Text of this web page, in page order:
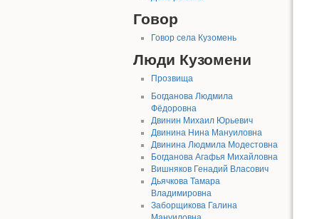
Говор
Говор села Кузомень
Люди Кузомени
Прозвища
Богданова Людмила
Фёдоровна
Двинин Михаил Юрьевич
Двинина Нина Мануиловна
Двинина Людмила Модестовна
Богданова Агафья Михайловна
Вишняков Генадий Власович
Дьячкова Тамара
Владимировна
Заборщикова Галина